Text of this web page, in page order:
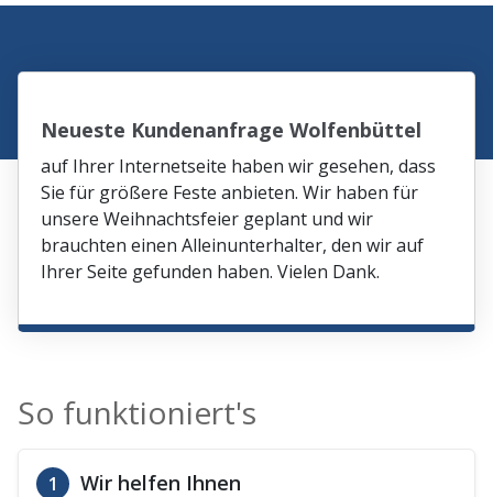
Neueste Kundenanfrage Wolfenbüttel
auf Ihrer Internetseite haben wir gesehen, dass
Sie für größere Feste anbieten. Wir haben für
unsere Weihnachtsfeier geplant und wir
brauchten einen Alleinunterhalter, den wir auf
Ihrer Seite gefunden haben. Vielen Dank.
So funktioniert's
1 Wir helfen Ihnen